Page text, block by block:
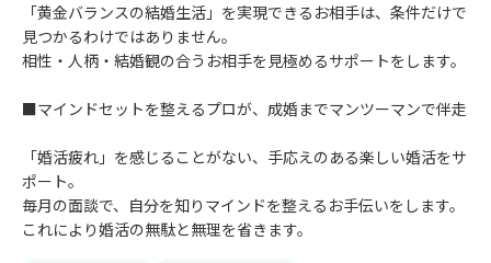
「黄金バランスの結婚生活」を実現できるお相手は、条件だけで
見つかるわけではありません。
相性・人柄・結婚観の合うお相手を見極めるサポートをします。
■マインドセットを整えるプロが、成婚までマンツーマンで伴走
「婚活疲れ」を感じることがない、手応えのある楽しい婚活をサ
ポート。
毎月の面談で、自分を知りマインドを整えるお手伝いをします。
これにより婚活の無駄と無理を省きます。